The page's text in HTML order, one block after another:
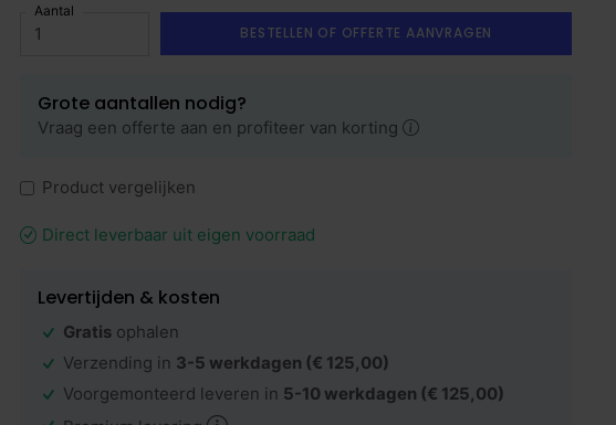
Aantal
BESTELLEN OF OFFERTE AANVRAGEN
Grote aantallen nodig?
Vraag een offerte aan en profiteer van korting
Product vergelijken
Direct leverbaar uit eigen voorraad
Levertijden & kosten
Gratis ophalen
Verzending in 3-5 werkdagen (€ 125,00)
Voorgemonteerd leveren in 5-10 werkdagen (€ 125,00)